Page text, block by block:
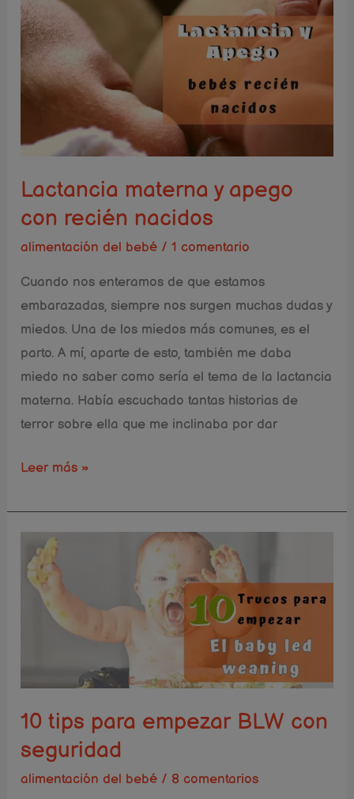
Lactancia materna y apego
con recién nacidos
alimentación del bebé /1 comentario
Cuando nos enteramos de que estamos
embarazadas, siempre nos surgen muchas dudas y
miedos. Una de los miedos más comunes, es el
parto. A mí, aparte de esto, también me daba
miedo no saber como sería el tema de la lactancia
materna. Había escuchado tantas historias de
terror sobre ella que me inclinaba por dar
Lactancia
materna
y
apego
recién
nacidos
Leer más »
10 tips para empezar BLW con
seguridad
alimentación del bebé / 8 comentarios
tips
para
empezar
seguridad